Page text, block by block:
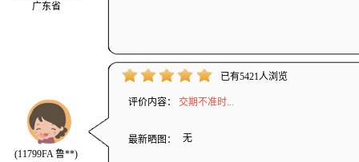
广东省
(11799FA 鲁**)
已有5421人浏览
评价内容： 交期不准时...
最新晒图： 无